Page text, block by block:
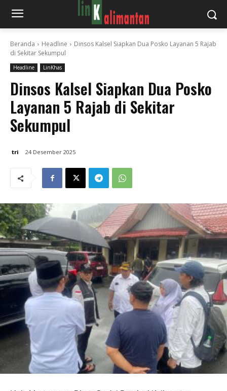
Beranda Headline
Dinsos Kalsel Siapkan Dua Posko Layanan 5 Rajab
di Sekitar Sekumpul
Headline LinKhas
Dinsos Kalsel Siapkan Dua Posko
Layanan 5 Rajab di Sekitar
Sekumpul
tri 24 Desember 2025